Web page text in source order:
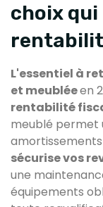
choix
L'essentiel à
et meubléeen
rentabilité
meublé permet
amortissements
sécurise vos
une
équipements